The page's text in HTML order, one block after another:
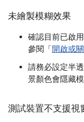
未繪製模糊效果
確認目前已啟
參閱「 開啟或
請務必設定半
景顏色會隱藏模
測試裝置不支援視